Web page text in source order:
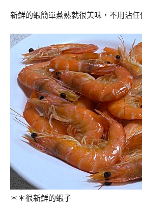
新鮮的蝦簡單蒸熟就很美味，不用沾
＊＊很新鮮的蝦子